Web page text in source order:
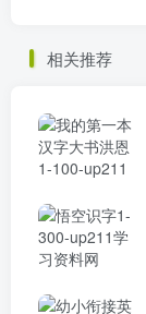
相关推荐